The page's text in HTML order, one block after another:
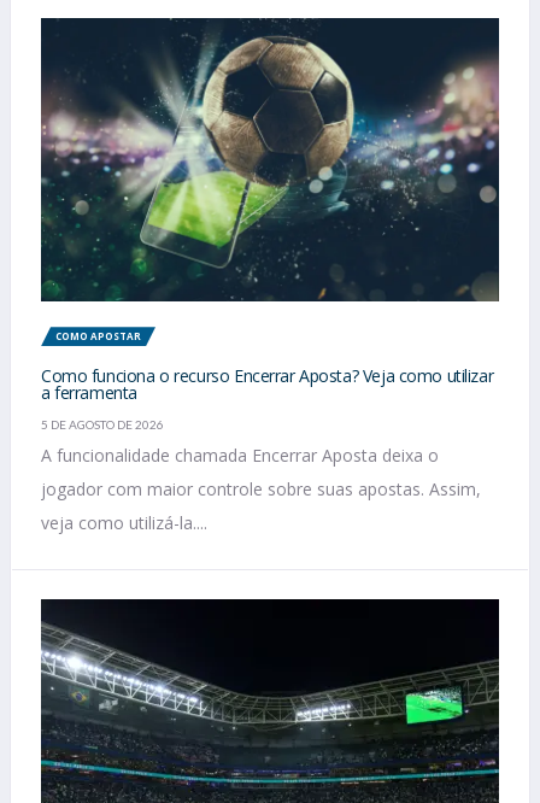
COMO APOSTAR
Como funciona o recurso Encerrar Aposta? Veja como utilizar
a ferramenta
5 DE AGOSTO DE 2026
A funcionalidade chamada Encerrar Aposta deixa o
jogador com maior controle sobre suas apostas. Assim,
veja como utilizá-la....